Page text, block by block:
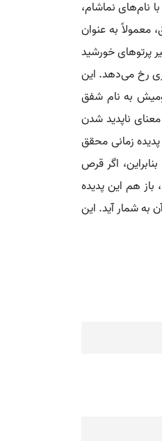
نام‌های نماشام،
معمولاً به عنوان
پرتوهای خورشید
رخ می‌دهد. این
مفهوم نجومی و گرگ‌ومیش به نام شفق
ناپدید شدن
زمانی محقق
اگر قرص
باز هم این پدیده
به شمار آید. این